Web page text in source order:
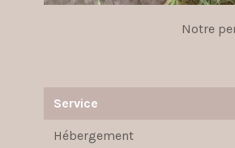
Notre
Service
Hébergement